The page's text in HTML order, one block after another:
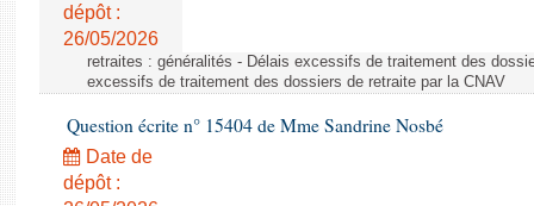
dépôt :
26/05/2026
retraites : généralités - Délais excessifs de traitement des
excessifs de traitement des dossiers de retraite par la CNAV
Question écrite n° 15404 de Mme Sandrine Nosbé
Date de
dépôt :